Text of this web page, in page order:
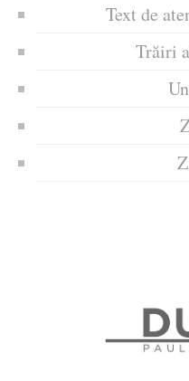
Text de
Trăiri